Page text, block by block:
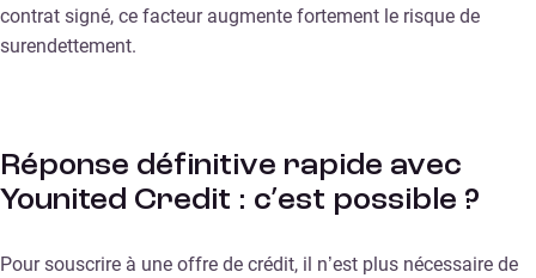
contrat signé, ce facteur augmente fortement le risque de
surendettement.
Réponse définitive rapide avec
Younited Credit : c’est possible ?
Pour souscrire à une offre de crédit, il n’est plus nécessaire de